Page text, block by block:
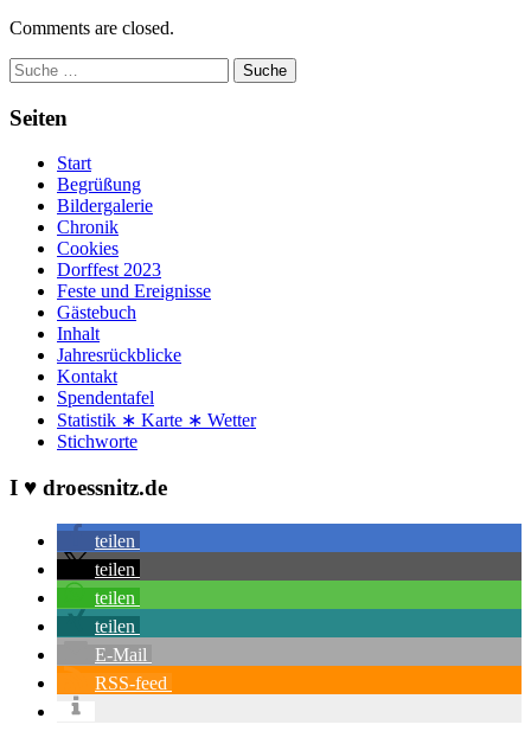
Comments are closed.
Suche
Seiten
Start
Begrüßung
Bildergalerie
Chronik
Cookies
Dorffest 2023
Feste und Ereignisse
Gästebuch
Inhalt
Jahresrückblicke
Kontakt
Spendentafel
Statistik ∗ Karte ∗ Wetter
Stichworte
I ♥ droessnitz.de
teilen
teilen
teilen
teilen
E-Mail
RSS-feed